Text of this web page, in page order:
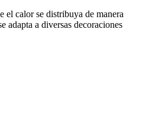
el calor se distribuya de manera
adapta a diversas decoraciones